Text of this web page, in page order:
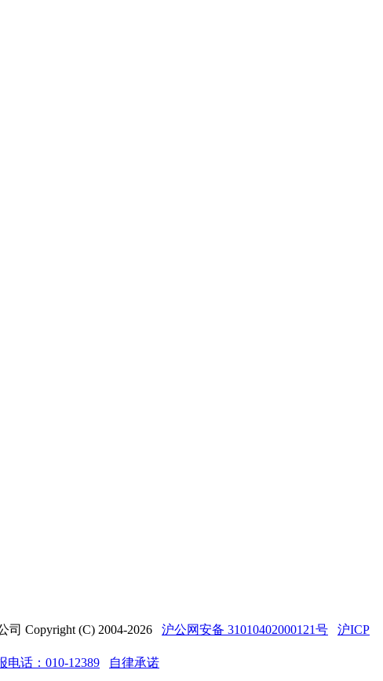
Copyright (C) 2004-2026 沪公网安备 31010402000121号
沪ICP
电话：010-12389
自律承诺